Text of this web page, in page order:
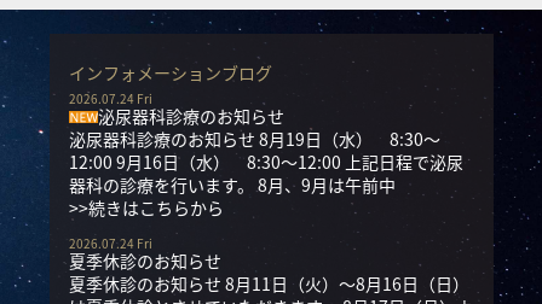
インフォメーションブログ
2026.07.24 Fri
泌尿器科診療のお知らせ
泌尿器科診療のお知らせ 8月19日（水） 8:30～
12:00 9月16日（水） 8:30～12:00 上記日程で泌尿
器科の診療を行います。 8月、9月は午前中
>>続きはこちらから
2026.07.24 Fri
夏季休診のお知らせ
夏季休診のお知らせ 8月11日（火）～8月16日（日）